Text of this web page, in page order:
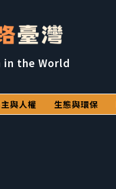
in the World
與人權 生態與環保